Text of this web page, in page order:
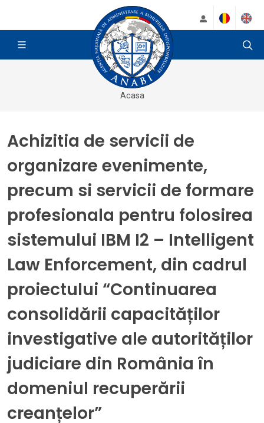
Acasa
Achizitia de servicii de
organizare evenimente,
precum si servicii de formare
profesionala pentru folosirea
sistemului IBM I2 – Intelligent
Law Enforcement, din cadrul
proiectului “Continuarea
consolidării capacităților
investigative ale autorităților
judiciare din România în
domeniul recuperării
creanțelor”